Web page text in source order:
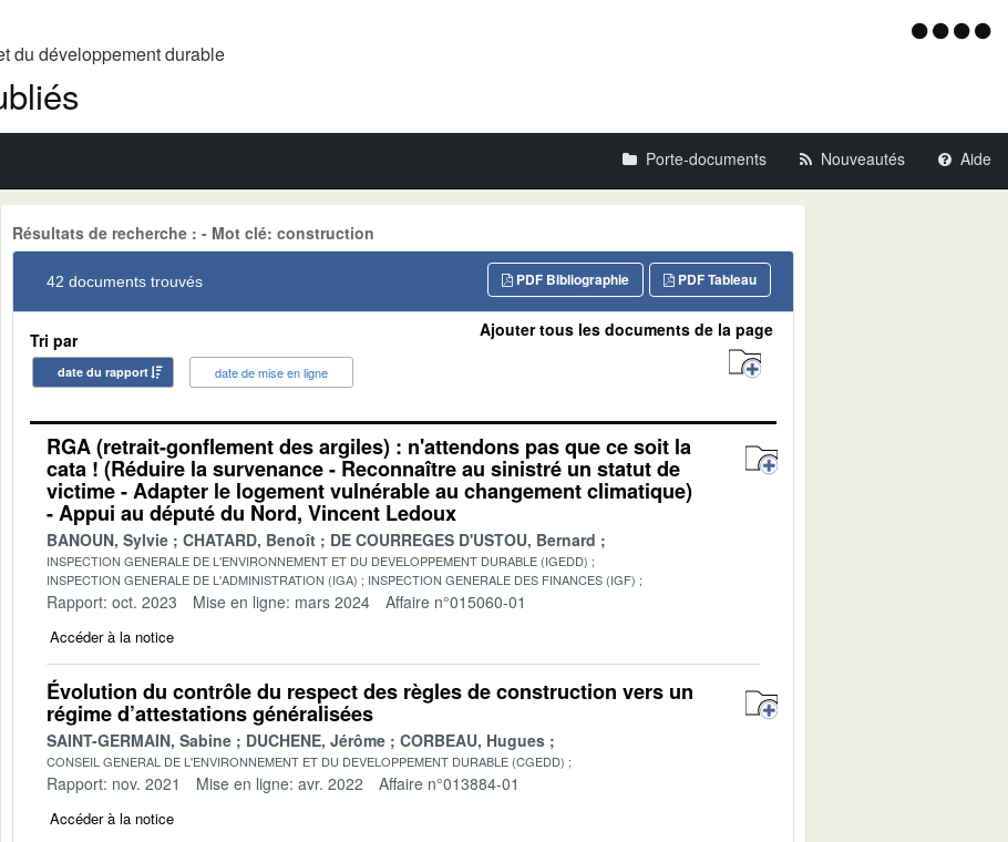
du développement durable Menu
Porte-documents Nouveautés Aide
Résultats de recherche : - Mot clé: construction
42 documents trouvés PDF Tableau
PDF Bibliographie
Tri par
date du rapport date de mise en ligne
Ajouter tous les documents de la page
RGA (retrait-gonflement des argiles) : n'attendons pas que ce soit la
cata ! (Réduire la survenance - Reconnaître au sinistré un statut de
victime - Adapter le logement vulnérable au changement climatique)
- Appui au député du Nord, Vincent Ledoux
BANOUN, Sylvie CHATARD, Benoît DE COURREGES D'USTOU, Bernard
INSPECTION GENERALE DE L'ENVIRONNEMENT ET DU DEVELOPPEMENT DURABLE (IGEDD)
INSPECTION GENERALE DE L'ADMINISTRATION (IGA)
INSPECTION GENERALE DES FINANCES (IGF)
Rapport: oct. 2023 Mise en ligne: mars 2024 Affaire n°015060-01
Accéder à la notice
Évolution du contrôle du respect des règles de construction vers un
régime d’attestations généralisées
SAINT-GERMAIN, Sabine DUCHENE, Jérôme CORBEAU, Hugues
CONSEIL GENERAL DE L'ENVIRONNEMENT ET DU DEVELOPPEMENT DURABLE (CGEDD)
Rapport: nov. 2021 Mise en ligne: avr. 2022 Affaire n°013884-01
Accéder à la notice